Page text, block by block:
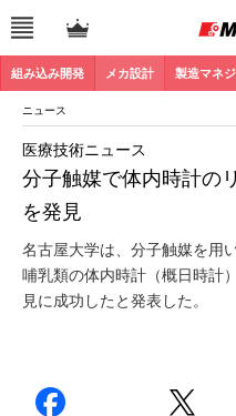
組み込み開発 メカ設計 製造マネ
ニュース
分子触媒で体内時計の
を発見
医療技術ニュース
名古屋大学は、分子触媒を用
哺乳類の体内時計（概日時計
見に成功したと発表した。